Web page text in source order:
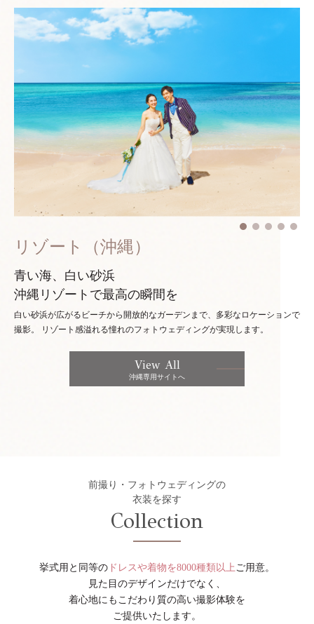
リゾート（沖縄）
青い海、白い砂浜
沖縄リゾートで最高の瞬間を
白い砂浜が広がるビーチから開放的なガーデンまで、多彩なロケーションで
撮影。
リゾート感溢れる憧れのフォトウェディングが実現します。
View All
沖縄専用サイトへ
前撮り・フォトウェディングの
衣装を探す
Collection
挙式用と同等の ドレスや着物を8000種類以上 ご用意。
見た目のデザインだけでなく、
着心地にもこだわり質の高い撮影体験を
ご提供いたします。